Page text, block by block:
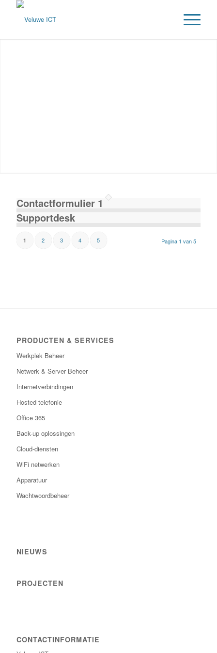
Contactformulier 1
Supportdesk
Pagina 1 van 5
1 2 3 4 5
PRODUCTEN & SERVICES
Werkplek Beheer
Netwerk & Server Beheer
Internetverbindingen
Hosted telefonie
Office 365
Back-up oplossingen
Cloud-diensten
WiFi netwerken
Apparatuur
Wachtwoordbeheer
NIEUWS
PROJECTEN
CONTACTINFORMATIE